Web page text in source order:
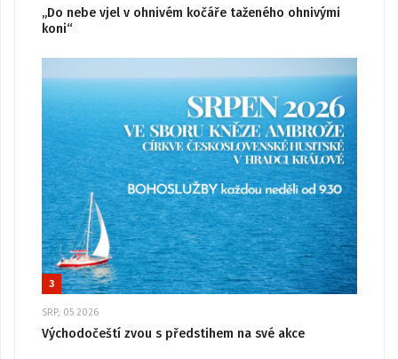
„Do nebe vjel v ohnivém kočáře taženého ohnivými
koni“
3
SRP, 05 2026
Východočeští zvou s předstihem na své akce